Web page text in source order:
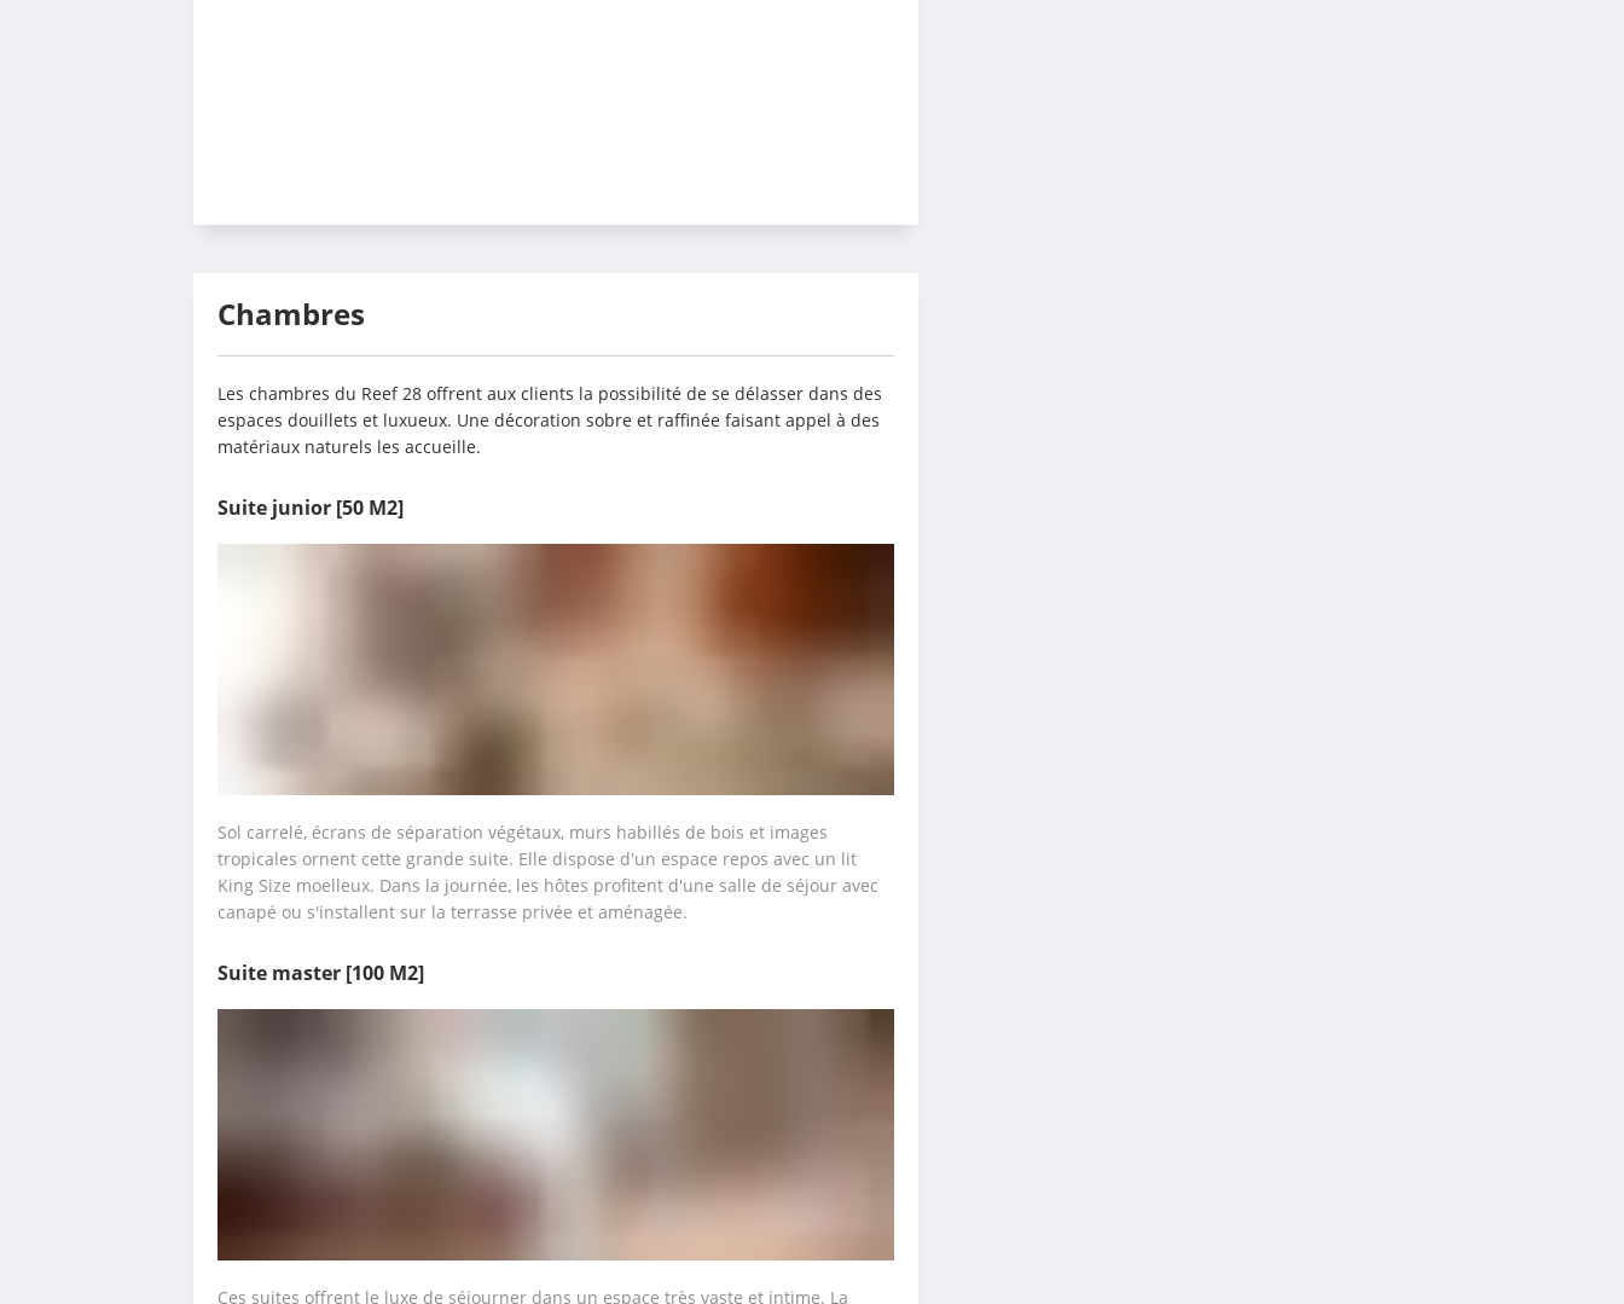
Chambres
Les chambres du Reef 28 offrent aux clients la possibilité de se délasser dans des
espaces douillets et luxueux. Une décoration sobre et raffinée faisant appel à des
matériaux naturels les accueille.
Suite junior [50 M2]
Sol carrelé, écrans de séparation végétaux, murs habillés de bois et images
tropicales ornent cette grande suite. Elle dispose d'un espace repos avec un lit
King Size moelleux. Dans la journée, les hôtes profitent d'une salle de séjour avec
canapé ou s'installent sur la terrasse privée et aménagée.
Suite master [100 M2]
Ces suites offrent le luxe de séjourner dans un espace très vaste et intime. La